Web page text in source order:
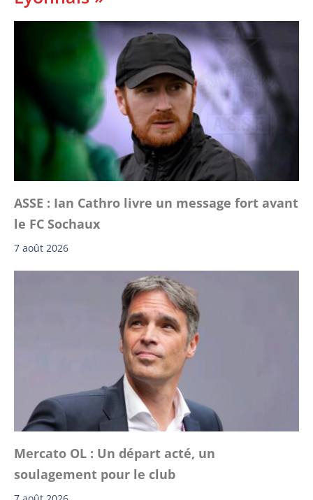
ASSE : Ian Cathro livre un message fort avant
le FC Sochaux
7 août 2026
Mercato OL : Un départ acté, un
soulagement pour le club